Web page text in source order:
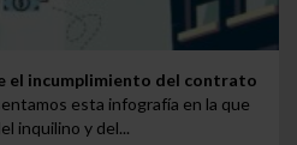
el incumplimiento del contrato
esta infografía en la que
inquilino y del...